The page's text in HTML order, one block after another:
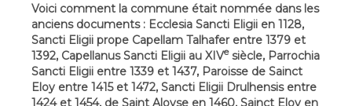
Voici comment la commune était nommée dans les
anciens documents : Ecclesia Sancti Eligii en 1128,
Sancti Eligii prope Capellam Talhafer entre 1379 et
1392, Capellanus Sancti Eligii au XIVesiècle, Parrochia
Sancti Eligii entre 1339 et 1437, Paroisse de Sainct
Eloy entre 1415 et 1472, Sancti Eligii Drulhensis entre
1424 et 1454, de Saint Aloyse en 1460, Sainct Eloy en